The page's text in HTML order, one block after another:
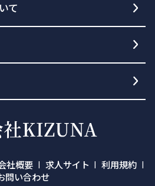
て
社概要 求人サイト
利用規約
問い合わせ